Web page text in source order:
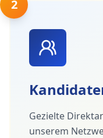
2
Gezielte
unserem